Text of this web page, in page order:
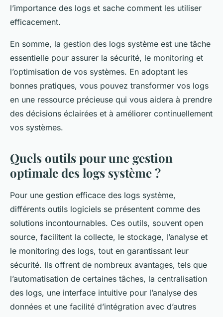
l’importance des logs et sache comment les utiliser
efficacement.
En somme, la gestion des logs système est une tâche
essentielle pour assurer la sécurité, le monitoring et
l’optimisation de vos systèmes. En adoptant les
bonnes pratiques, vous pouvez transformer vos logs
en une ressource précieuse qui vous aidera à prendre
des décisions éclairées et à améliorer continuellement
vos systèmes.
Quels outils pour une gestion
optimale des logs système ?
Pour une gestion efficace des logs système,
différents outils logiciels se présentent comme des
solutions incontournables. Ces outils, souvent open
source, facilitent la collecte, le stockage, l’analyse et
le monitoring des logs, tout en garantissant leur
sécurité. Ils offrent de nombreux avantages, tels que
l’automatisation de certaines tâches, la centralisation
des logs, une interface intuitive pour l’analyse des
données et une facilité d’intégration avec d’autres